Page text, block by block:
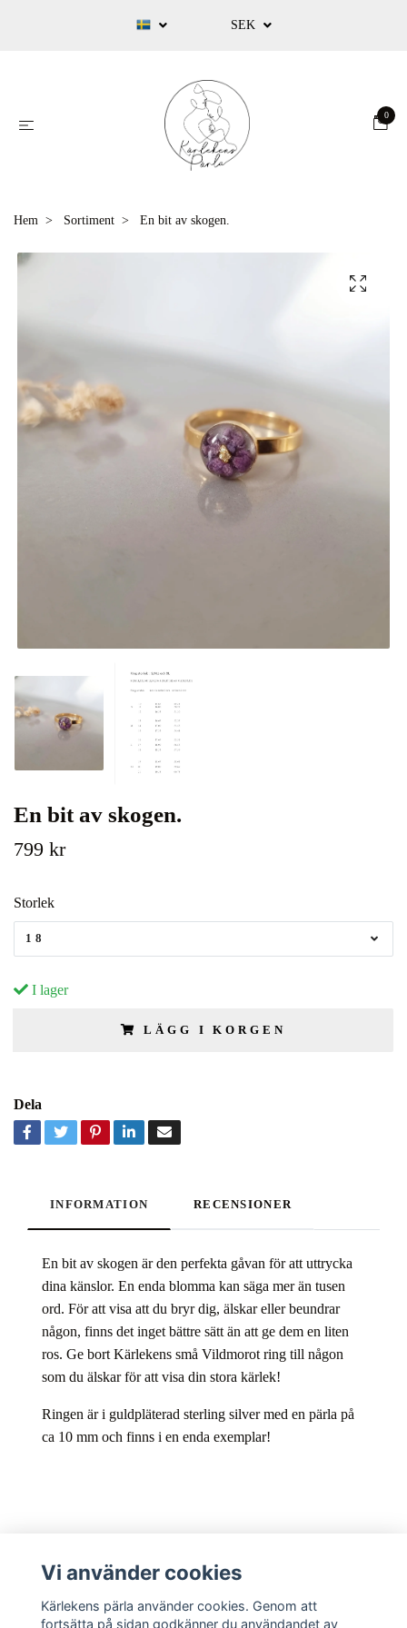
SEK
0
Hem Sortiment En bit av skogen.
En bit av skogen.
799 kr
Storlek
18
I lager
LÄGG I KORGEN
Dela
INFORMATION RECENSIONER
En bit av skogen är den perfekta gåvan för att uttrycka
dina känslor. En enda blomma kan säga mer än tusen
ord. För att visa att du bryr dig, älskar eller beundrar
någon, finns det inget bättre sätt än att ge dem en liten
ros. Ge bort Kärlekens små Vildmorot ring till någon
som du älskar för att visa din stora kärlek!
Ringen är i guldpläterad sterling silver med en pärla på
ca 10 mm och finns i en enda exemplar!
Sociala medier
Vi använder cookies
Kärlekens pärla använder cookies. Genom att
fortsätta på sidan godkänner du användandet av